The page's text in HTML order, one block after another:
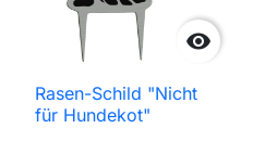

Rasen-Schild "Nicht
für Hundekot"